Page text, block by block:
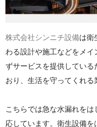
株式会社シンニチ設備は衛
わる設計や施工などをメ
ずサービスを提供してい
おり、生活を守ってくれる
こちらでは急な水漏れを
応しています。衛生設備